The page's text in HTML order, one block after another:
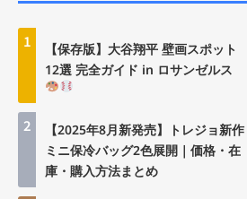
1
【保存版】大谷翔平 壁画スポット
12選 完全ガイド in ロサンゼルス
2
【2025年8月新発売】トレジョ新作
ミニ保冷バッグ2色展開｜価格・在
庫・購入方法まとめ